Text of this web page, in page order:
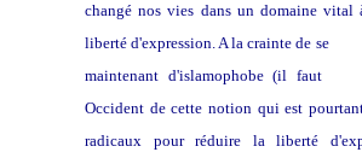
changé nos vies dans un domaine
liberté d'expression. A la crainte de se
maintenant d'islamophobe (il faut
Occident de cette notion qui est
radicaux pour réduire la liberté